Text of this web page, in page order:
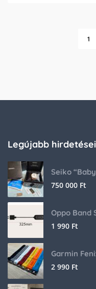
1
Legújabb
750 000 Ft
Oppo Band
1 990 Ft
Garmin
2 990 Ft